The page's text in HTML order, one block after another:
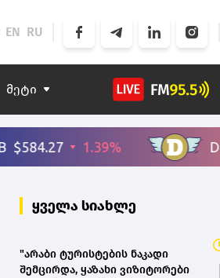
EN RU
მეტი
ყველა სიახლე
"არაბი ტურისტების ნაკადი
შემცირდა, ყაზახი ვიზიტორები